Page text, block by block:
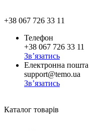
+38 067 726 33 11
Телефон
+38 067 726 33 11
Зв’язатись
Електронна пошта
support@temo.ua
Зв’язатись
Каталог товарів